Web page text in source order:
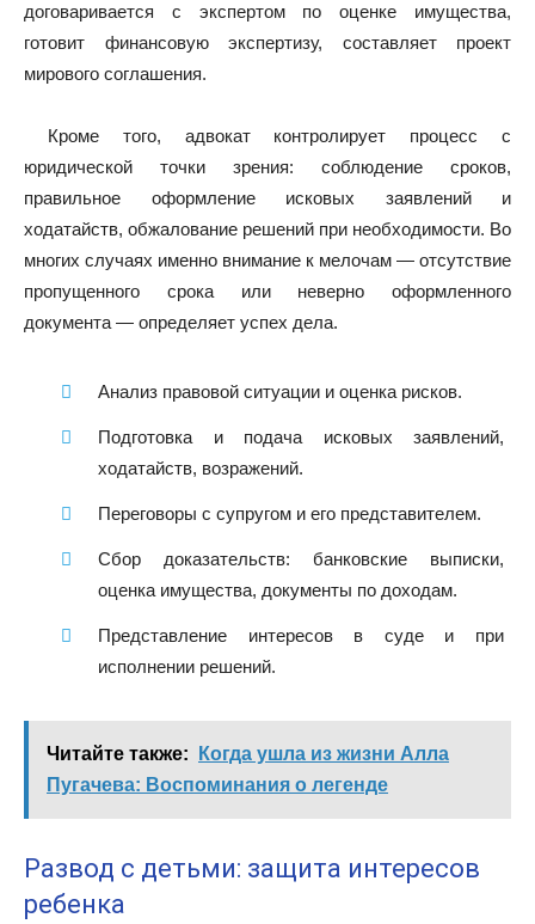
договаривается с экспертом по оценке имущества,
готовит финансовую экспертизу, составляет проект
мирового соглашения.
Кроме того, адвокат контролирует процесс с
юридической точки зрения: соблюдение сроков,
правильное оформление исковых заявлений и
ходатайств, обжалование решений при необходимости. Во
многих случаях именно внимание к мелочам — отсутствие
пропущенного срока или неверно оформленного
документа — определяет успех дела.
Анализ правовой ситуации и оценка рисков.
Подготовка и подача исковых заявлений,
ходатайств, возражений.
Переговоры с супругом и его представителем.
Сбор доказательств: банковские выписки,
оценка имущества, документы по доходам.
Представление интересов в суде и при
исполнении решений.
Читайте также:
Когда ушла из жизни Алла
Пугачева: Воспоминания о легенде
Развод с детьми: защита интересов
ребенка